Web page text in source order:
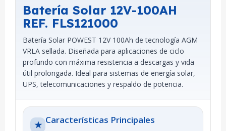
Batería Solar 12V-100AH
REF. FLS121000
Batería Solar POWEST 12V 100Ah de tecnología AGM
VRLA sellada. Diseñada para aplicaciones de ciclo
profundo con máxima resistencia a descargas y vida
útil prolongada. Ideal para sistemas de energía solar,
UPS, telecomunicaciones y respaldo de potencia.
★ Características Principales